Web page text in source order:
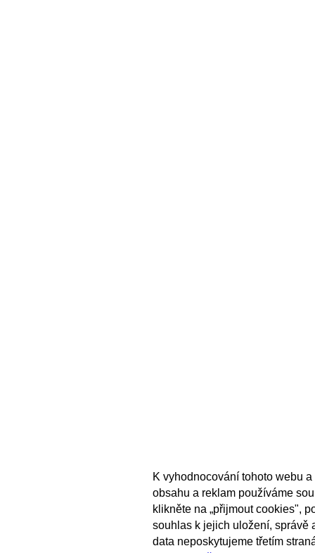
K vyhodnocování tohoto webu
obsahu a reklam používáme
klikněte na „přijmout cookies",
souhlas k jejich uložení, správě
data neposkytujeme třetím